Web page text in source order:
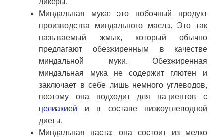
Миндальная мука: это побочный продукт
производства миндального масла. Это так
называемый жмых, который обычно
предлагают обезжиренным в качестве
миндальной муки. Обезжиренная
миндальная мука не содержит глютен и
заключает в себе лишь немного углеводов,
поэтому она подходит для пациентов с
целиакией и в составе низкоуглеводной
диеты.
Миндальная паста: она состоит из мелко